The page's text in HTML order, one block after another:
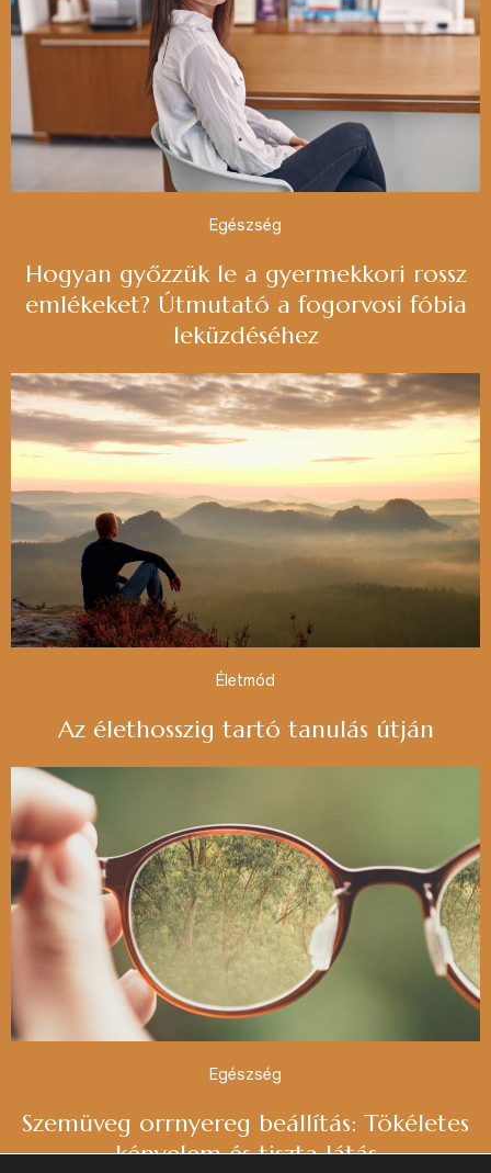
Egészség
Hogyan győzzük le a gyermekkori rossz
emlékeket? Útmutató a fogorvosi fóbia
leküzdéséhez
Életmód
Az élethosszig tartó tanulás útján
Egészség
Szemüveg orrnyereg beállítás: Tökéletes
kényelem és tiszta látás